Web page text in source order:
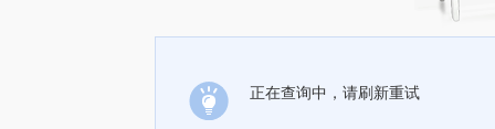
正在查询中，请刷新重试